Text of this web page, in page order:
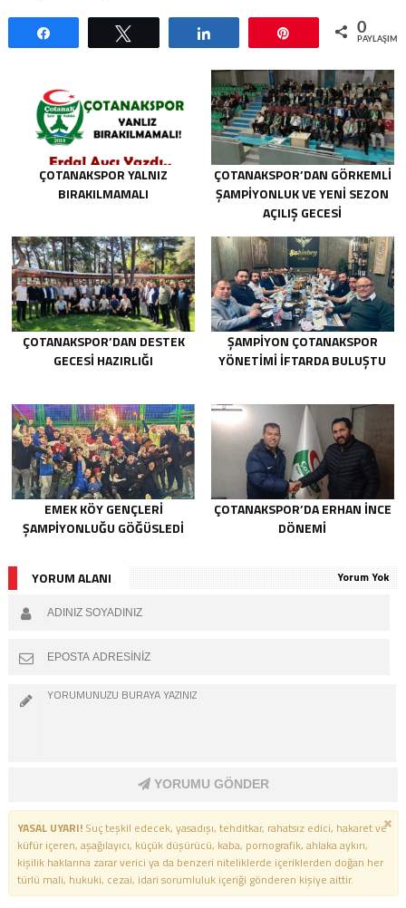
0
ÇOTANAKSPOR YALNIZ
BIRAKILMAMALI
ÇOTANAKSPOR’DAN GÖRKEMLI
ŞAMPIYONLUK VE YENI SEZON
AÇILIŞ GECESI
ÇOTANAKSPOR’DAN DESTEK
GECESI HAZIRLIĞI
ŞAMPIYON ÇOTANAKSPOR
YÖNETIMI İFTARDA BULUŞTU
EMEK KÖY GENÇLERI
ŞAMPIYONLUĞU GÖĞÜSLEDI
ÇOTANAKSPOR’DA ERHAN İNCE
DÖNEMI
YORUM ALANI Yorum Yok
YORUMU GÖNDER
YASAL UYARI!Suç teşkil edecek, yasadışı, tehditkar, rahatsız edici, hakaret ve
küfür içeren, aşağılayıcı, küçük düşürücü, kaba, pornografik, ahlaka aykırı,
kişilik haklarına zarar verici ya da benzeri niteliklerde içeriklerden doğan her
türlü mali, hukuki, cezai, idari sorumluluk içeriği gönderen kişiye aittir.